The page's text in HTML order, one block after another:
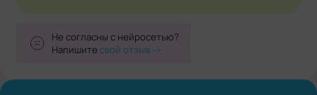
Не согласны с нейросетью?
Напишитесвой отзыв